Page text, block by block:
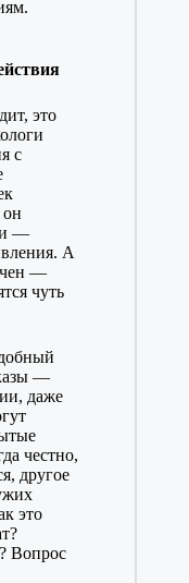
это
с
он
—
А
—
чуть
—
даже
честно,
другое
это
Вопрос